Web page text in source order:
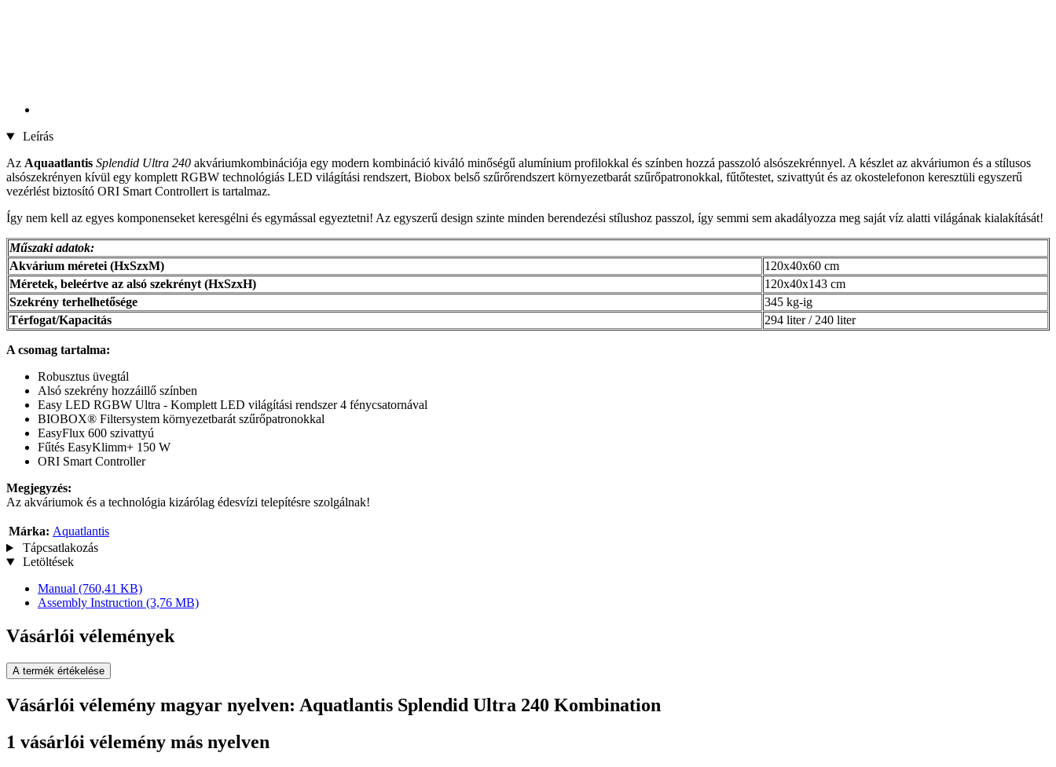
Leírás
Az Aquaatlantis Splendid Ultra 240 akváriumkombinációja egy modern kombináció kiváló minőségű alumínium profilokkal és színben hozzá passzoló alsószekrénnyel. A készlet az akváriumon és a stílusos
alsószekrényen kívül egy komplett RGBW technológiás LED világítási rendszert, Biobox belső szűrőrendszert környezetbarát szűrőpatronokkal, fűtőtestet, szivattyút és az okostelefonon keresztüli egyszerű
vezérlést biztosító ORI Smart Controllert is tartalmaz.
Így nem kell az egyes komponenseket keresgélni és egymással egyeztetni! Az egyszerű design szinte minden berendezési stílushoz passzol, így semmi sem akadályozza meg saját víz alatti világának kialakítását!
Műszaki adatok:
Akvárium méretei (HxSzxM)
120x40x60 cm
Méretek, beleértve az alsó szekrényt (HxSzxH)
120x40x143 cm
Szekrény terhelhetősége
345 kg-ig
Térfogat/Kapacitás
294 liter / 240 liter
A csomag tartalma:
Robusztus üvegtál
Alsó szekrény hozzáillő színben
Easy LED RGBW Ultra - Komplett LED világítási rendszer 4 fénycsatornával
BIOBOX® Filtersystem környezetbarát szűrőpatronokkal
EasyFlux 600 szivattyú
Fűtés EasyKlimm+ 150 W
ORI Smart Controller
Megjegyzés:
Az akváriumok és a technológia kizárólag édesvízi telepítésre szolgálnak!
Márka: Aquatlantis
Tápcsatlakozás
Letöltések
Manual (760,41 KB)
Assembly Instruction (3,76 MB)
Vásárlói vélemények
A termék értékelése
Vásárlói vélemény magyar nyelven: Aquatlantis Splendid Ultra 240 Kombination
1 vásárlói vélemény más nyelven